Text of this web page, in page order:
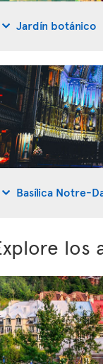
Jardín botánico
Basílica Notre-
los